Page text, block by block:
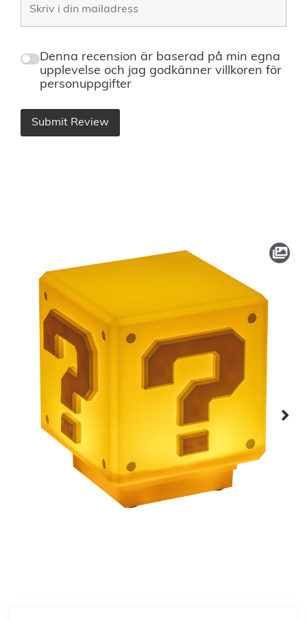
Denna recension är baserad på min egna
upplevelse och jag godkänner villkoren för
personuppgifter
Submit Review